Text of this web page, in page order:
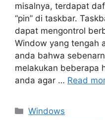
misalnya, terdapat
“pin” di taskbar.
dapat mengontrol
Window yang tengah
anda bahwa
melakukan beberapa
anda agar … Read
Categories
Windows